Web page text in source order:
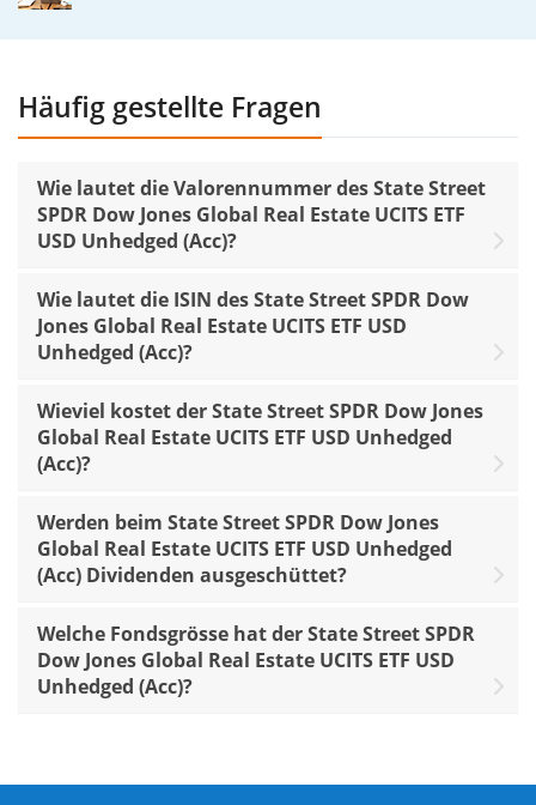
Häufig gestellte Fragen
Wie lautet die Valorennummer des State Street
SPDR Dow Jones Global Real Estate UCITS ETF
USD Unhedged (Acc)?
Wie lautet die ISIN des State Street SPDR Dow
Jones Global Real Estate UCITS ETF USD
Unhedged (Acc)?
Wieviel kostet der State Street SPDR Dow Jones
Global Real Estate UCITS ETF USD Unhedged
(Acc)?
Werden beim State Street SPDR Dow Jones
Global Real Estate UCITS ETF USD Unhedged
(Acc) Dividenden ausgeschüttet?
Welche Fondsgrösse hat der State Street SPDR
Dow Jones Global Real Estate UCITS ETF USD
Unhedged (Acc)?